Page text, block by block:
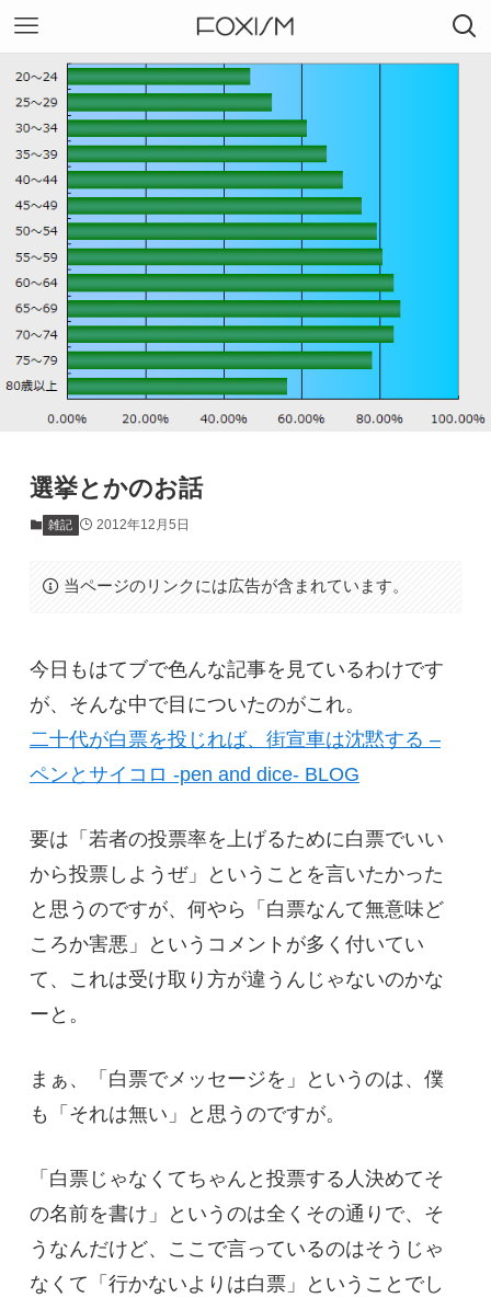
選挙とかのお話
雑記 2012年12月5日
当ページのリンクには広告が含まれています。
今日もはてブで色んな記事を見ているわけです
が、そんな中で目についたのがこれ。
二十代が白票を投じれば、街宣車は沈黙する –
ペンとサイコロ -pen and dice- BLOG
要は「若者の投票率を上げるために白票でいい
から投票しようぜ」ということを言いたかった
と思うのですが、何やら「白票なんて無意味ど
ころか害悪」というコメントが多く付いてい
て、これは受け取り方が違うんじゃないのかな
ーと。
まぁ、「白票でメッセージを」というのは、僕
も「それは無い」と思うのですが。
「白票じゃなくてちゃんと投票する人決めてそ
の名前を書け」というのは全くその通りで、そ
うなんだけど、ここで言っているのはそうじゃ
なくて「行かないよりは白票」ということでし